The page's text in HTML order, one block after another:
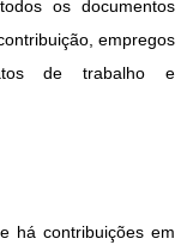
os documentos
empregos
de trabalho e
há contribuições em